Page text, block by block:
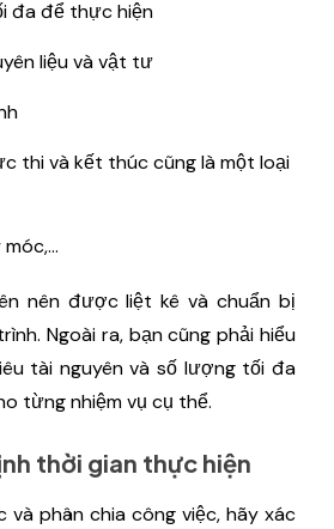
đa để thực hiện
liệu và vật tư
thi và kết thúc cũng là một loại
nên được liệt kê và chuẩn bị
Ngoài ra, bạn cũng phải hiểu
tài nguyên và số lượng tối đa
từng nhiệm vụ cụ thể.
thời gian thực hiện
và phân chia công việc, hãy xác